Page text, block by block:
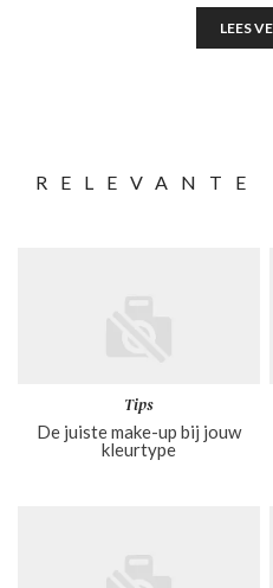
het opnieuw een uitdaging om
vriend of vriendin te laten zien
LEES
RELEVANTE
Tips
De juiste make-up bij jouw
kleurtype